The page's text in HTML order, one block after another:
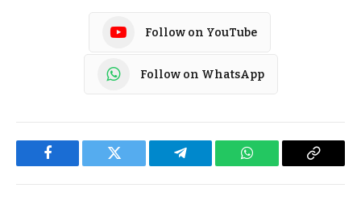
Follow on YouTube
Follow on WhatsApp
Facebook Twitter Telegram WhatsApp Copy